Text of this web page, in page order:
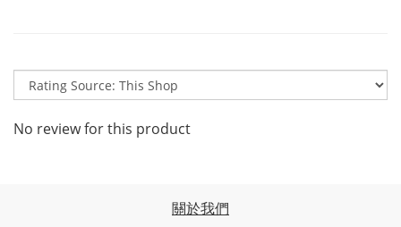
No review for this product
關於我們